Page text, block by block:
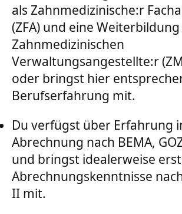
als Zahnmedizinische:r
(ZFA) und eine
Zahnmedizinischen
Verwaltungsangestellte:r
oder bringst hier
Berufserfahrung mit.
Du verfügst über Erfahrung
Abrechnung nach BEMA,
und bringst idealerweise
Abrechnungskenntnisse
II mit.